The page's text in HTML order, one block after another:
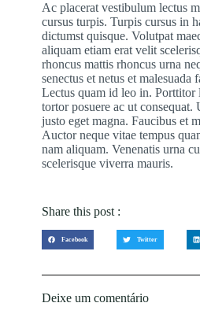
Ac placerat vestibulum lectus
cursus turpis. Turpis cursus in
dictumst quisque. Volutpat
aliquam etiam erat velit
rhoncus mattis rhoncus urna
senectus et netus et malesuada
Lectus quam id leo in. Porttitor
tortor posuere ac ut consequat.
justo eget magna. Faucibus et
Auctor neque vitae tempus
nam aliquam. Venenatis urna
scelerisque viverra mauris.
Share this post :
Facebook Twitter
Deixe um comentário